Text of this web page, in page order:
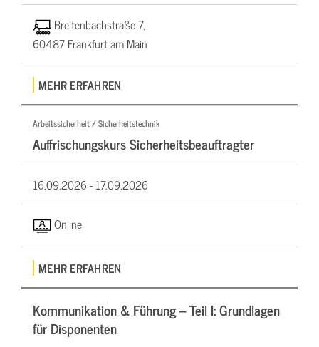
Breitenbachstraße 7,
60487 Frankfurt am Main
MEHR ERFAHREN
Arbeitssicherheit / Sicherheitstechnik
Auffrischungskurs Sicherheitsbeauftragter
16.09.2026 -17.09.2026
Online
MEHR ERFAHREN
Kommunikation & Führung – Teil I: Grundlagen
für Disponenten